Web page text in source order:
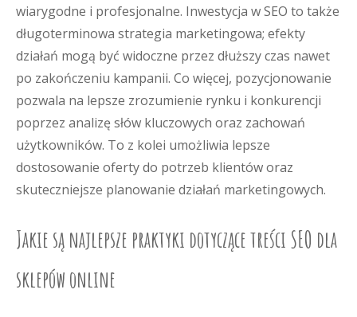
wiarygodne i profesjonalne. Inwestycja w SEO to także
długoterminowa strategia marketingowa; efekty
działań mogą być widoczne przez dłuższy czas nawet
po zakończeniu kampanii. Co więcej, pozycjonowanie
pozwala na lepsze zrozumienie rynku i konkurencji
poprzez analizę słów kluczowych oraz zachowań
użytkowników. To z kolei umożliwia lepsze
dostosowanie oferty do potrzeb klientów oraz
skuteczniejsze planowanie działań marketingowych.
Jakie są najlepsze praktyki dotyczące treści SEO dla
sklepów online